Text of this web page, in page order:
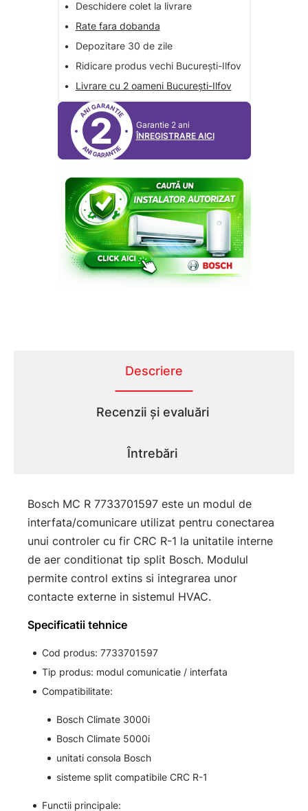
•
Deschidere colet la livrare
•
Rate fara dobanda
•
Depozitare 30 de zile
•
Ridicare produs vechi București-Ilfov
•
Livrare cu 2 oameni București-Ilfov
2
Garantie 2 ani
ÎNREGISTRARE AICI
Descriere
Recenzii și evaluări
Întrebări
Bosch MC R 7733701597 este un modul de
interfata/comunicare utilizat pentru conectarea
unui controler cu fir CRC R-1 la unitatile interne
de aer conditionat tip split Bosch. Modulul
permite control extins si integrarea unor
contacte externe in sistemul HVAC.
Specificatii tehnice
Cod produs: 7733701597
Tip produs: modul comunicatie / interfata
Compatibilitate:
Bosch Climate 3000i
Bosch Climate 5000i
unitati consola Bosch
sisteme split compatibile CRC R-1
Functii principale: